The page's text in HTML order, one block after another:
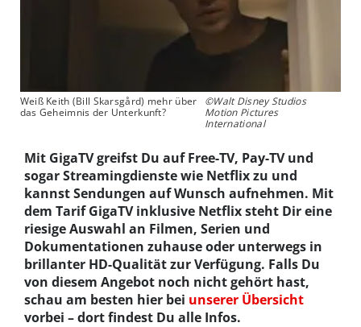
Weiß Keith (Bill Skarsgård) mehr über
das Geheimnis der Unterkunft?
©Walt Disney Studios
Motion Pictures
International
Mit GigaTV greifst Du auf Free-TV, Pay-TV und
sogar Streamingdienste wie Netflix zu und
kannst Sendungen auf Wunsch aufnehmen. Mit
dem Tarif GigaTV inklusive Netflix steht Dir eine
riesige Auswahl an Filmen, Serien und
Dokumentationen zuhause oder unterwegs in
brillanter HD-Qualität zur Verfügung. Falls Du
von diesem Angebot noch nicht gehört hast,
schau am besten hier bei unserer Übersicht
vorbei – dort findest Du alle Infos.